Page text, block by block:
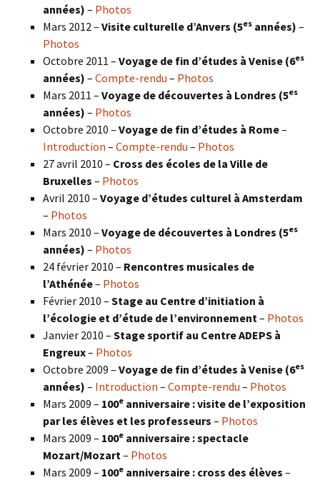
années) – Photos
Mars 2012 – Visite culturelle d’Anvers (5es années) –
Photos
Octobre 2011 – Voyage de fin d’études à Venise (6es
années) – Compte-rendu – Photos
Mars 2011 – Voyage de découvertes à Londres (5es
années) – Photos
Octobre 2010 – Voyage de fin d’études à Rome–
Introduction – Compte-rendu – Photos
27 avril 2010 – Cross des écoles de la Ville de
Bruxelles – Photos
Avril 2010 – Voyage d’études culturel à Amsterdam
– Photos
Mars 2010 – Voyage de découvertes à Londres (5es
années) – Photos
24 février 2010 – Rencontres musicales de
l’Athénée– Photos
Février 2010 – Stage au Centre d’initiation à
l’écologie et d’étude de l’environnement – Photos
Janvier 2010 – Stage sportif au Centre ADEPS à
Engreux– Photos
Octobre 2009 – Voyage de fin d’études à Venise (6es
années) – Introduction – Compte-rendu – Photos
Mars 2009 – 100e anniversaire : visite de l’exposition
par les élèves et les professeurs – Photos
Mars 2009 – 100e anniversaire : spectacle
Mozart/Mozart – Photos
Mars 2009 – 100e anniversaire : cross des élèves –